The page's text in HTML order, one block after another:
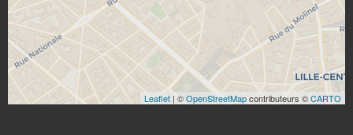
Leaflet | ©OpenStreetMapcontributeurs ©CARTO